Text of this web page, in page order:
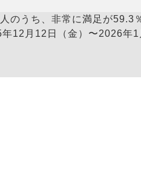
のうち、非常に満足が59.3
12月12日（金）〜2026年1